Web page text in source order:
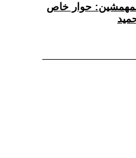
المهمشين: حوار خاص